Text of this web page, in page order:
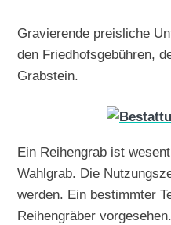
Gravierende preisliche
den Friedhofsgebühren,
Grabstein.
Ein Reihengrab ist
Wahlgrab. Die
werden. Ein bestimmter
Reihengräber